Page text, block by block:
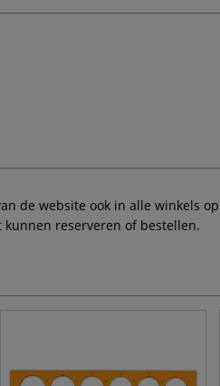
de website ook in alle winkels
reserveren of bestellen.